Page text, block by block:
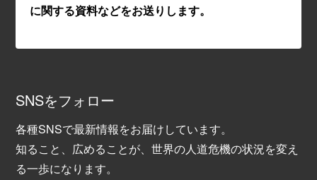
に関する資料などをお送りします。
SNSをフォロー
各種SNSで最新情報をお届けしています。
知ること、広めることが、世界の人道危機の状況を変え
る一歩になります。